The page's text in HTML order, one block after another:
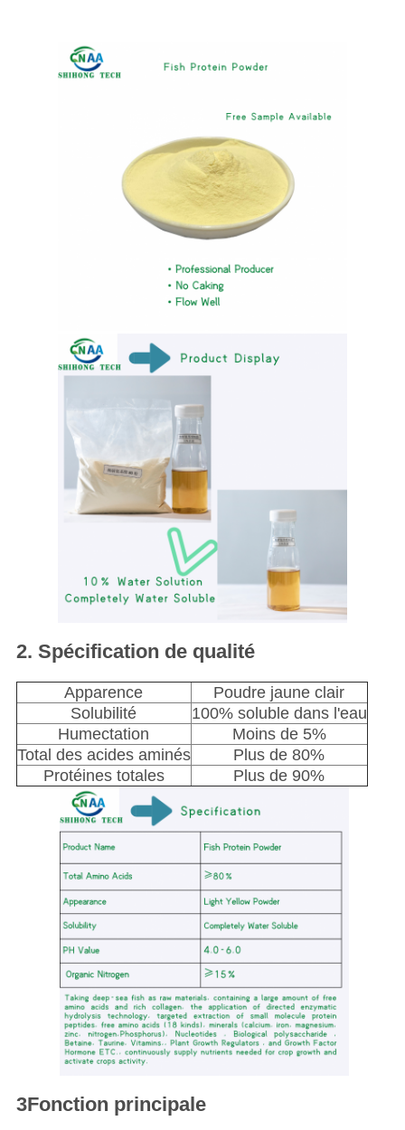
2. Spécification de qualité
Apparence
Poudre jaune clair
Solubilité
100% soluble dans l'eau
Humectation
Moins de 5%
Total des acides aminés
Plus de 80%
Protéines totales
Plus de 90%
3Fonction principale